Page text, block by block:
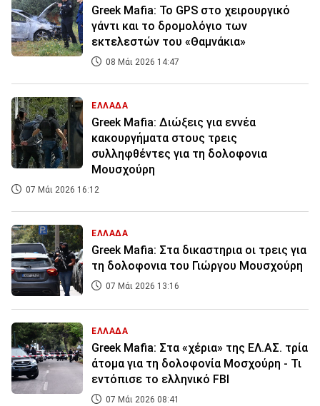
Greek Mafia: Το GPS στο χειρουργικό
γάντι και το δρομολόγιο των
εκτελεστών του «Θαμνάκια»
08 Μάι 2026 14:47
ΕΛΛΑΔΑ
Greek Mafia: Διώξεις για εννέα
κακουργήματα στους τρεις
συλληφθέντες για τη δολοφονια
Μουσχούρη
07 Μάι 2026 16:12
ΕΛΛΑΔΑ
Greek Mafia: Στα δικαστηρια οι τρεις για
τη δολοφονια του Γιώργου Μουσχούρη
07 Μάι 2026 13:16
ΕΛΛΑΔΑ
Greek Mafia: Στα «χέρια» της ΕΛ.ΑΣ. τρία
άτομα για τη δολοφονία Μοσχούρη - Τι
εντόπισε το ελληνικό FBI
07 Μάι 2026 08:41